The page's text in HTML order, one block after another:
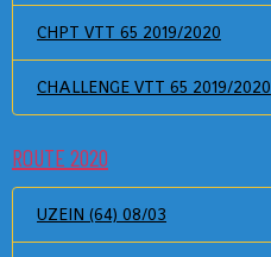
CHPT VTT 65 2019/2020
CHALLENGE VTT 65 2019/2020
ROUTE 2020
UZEIN (64) 08/03